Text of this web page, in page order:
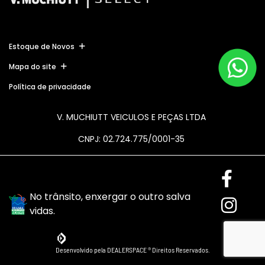
Estoque de Novos
Mapa do site
Política de privacidade
V. MUCHIUTT VEICULOS E PEÇAS LTDA
CNPJ: 02.724.775/0001-35
No trânsito, enxergar o outro salva
vidas.
Desenvolvido pela DEALERSPACE ® Direitos Reservados.